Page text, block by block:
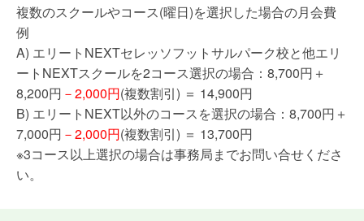
複数のスクールやコース(曜日)を選択した場合の月会費
例
A) エリートNEXTセレッソフットサルパーク校と他エリ
ートNEXTスクールを2コース選択の場合：8,700円＋
8,200円 －2,000円(複数割引) ＝ 14,900円
B) エリートNEXT以外のコースを選択の場合：8,700円＋
7,000円 －2,000円(複数割引) ＝ 13,700円
※3コース以上選択の場合は事務局までお問い合せくださ
い。